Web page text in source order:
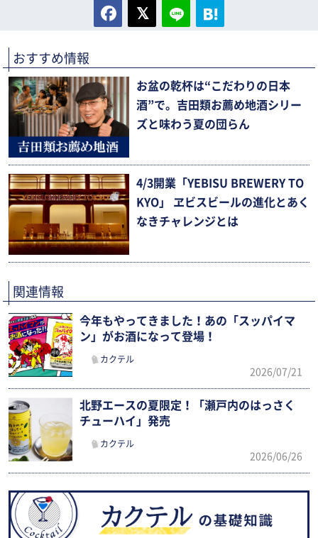
おすすめ情報
お盆の乾杯は“こだわりの日本
酒”で。吉田類お薦め地酒シリー
ズと味わう夏の団らん
4/3開業「YEBISU BREWERY TO
KYO」 ヱビスビールの進化とあく
なきチャレンジとは
関連情報
今年もやってきました！あの「スッパイマ
ン」がお酒になって登場！
カクテル
2026/07/21
北野エースの夏限定！「瀬戸内のはっさく
チューハイ」発売
カクテル
2026/06/26